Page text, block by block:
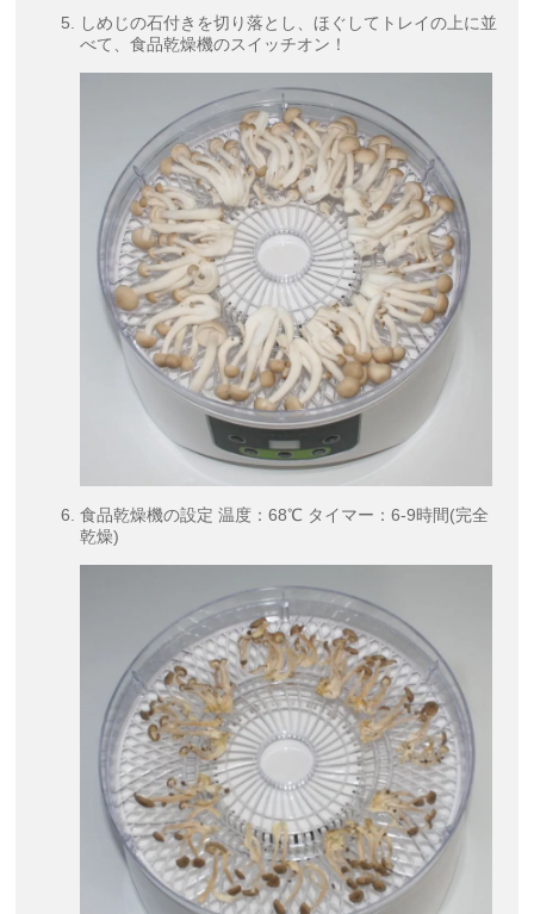
しめじの石付きを切り落とし、ほぐしてトレイの上に並
べて、食品乾燥機のスイッチオン！
食品乾燥機の設定 温度：68℃ タイマー：6-9時間(完全
乾燥)